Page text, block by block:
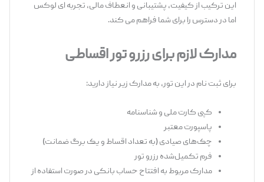
این ترکیب از کیفیت، پشتیبانی و انعطاف مالی، تجربه ‌ای لوکس
اما در دسترس را برای شما فراهم می‌ کند.
مدارک لازم برای رزرو تور اقساطی
برای ثبت ‌نام در این تور، به مدارک زیر نیاز دارید:
کپی کارت ملی و شناسنامه
پاسپورت معتبر
چک‌های صیادی (به تعداد اقساط و یک برگ ضمانت)
فرم تکمیل‌شده رزرو تور
مدارک مربوط به افتتاح حساب بانکی در صورت استفاده از